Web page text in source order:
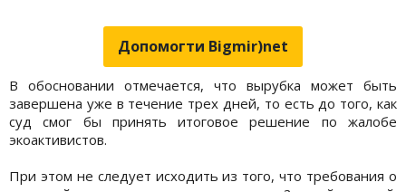
Допомогти Bigmir)net
В обосновании отмечается, что вырубка может быть
завершена уже в течение трех дней, то есть до того, как
суд смог бы принять итоговое решение по жалобе
экоактивистов.
При этом не следует исходить из того, что требования о